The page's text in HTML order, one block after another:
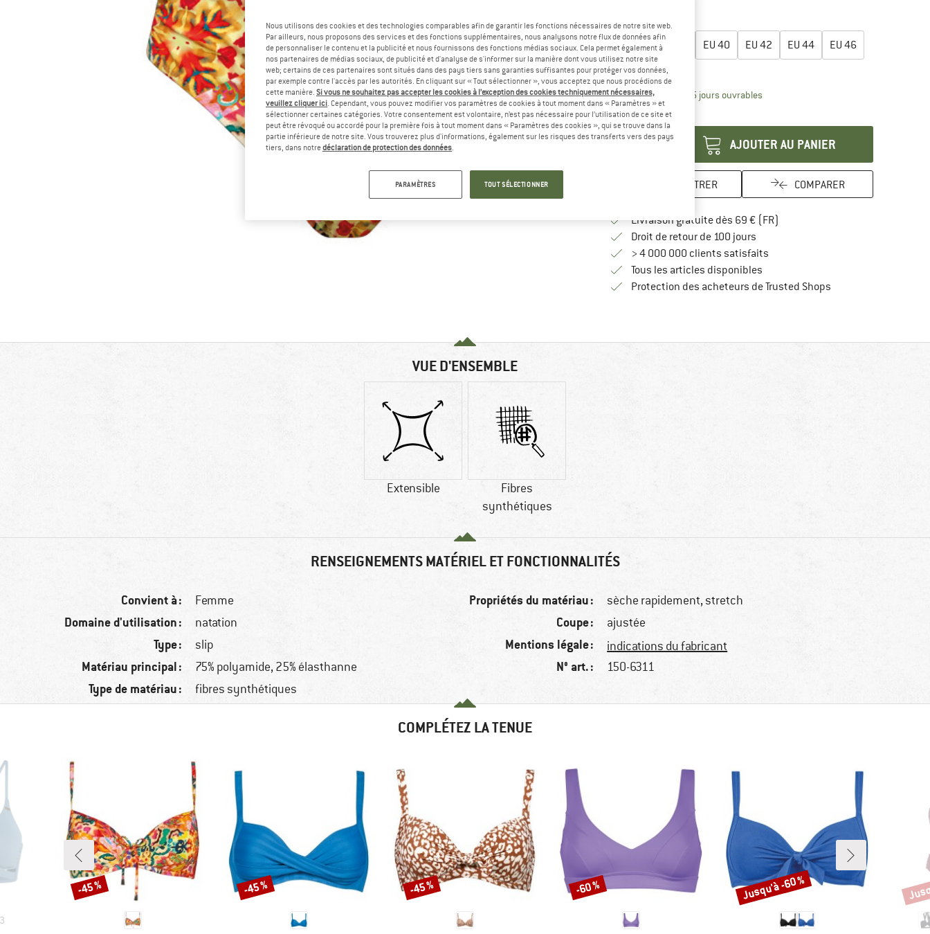
Sélectionner taille:
EU36 EU EU 40 EU 42 EU 44 EU 46
Guide des tailles
Délai de livraison: 3-5 jours ouvrablesLe lien s'ouvre dans une boîte
Quantité:
AJOUTER AU PANIER
ENREGISTRER COMPARER
Livraison gratuite dès 69 € (FR)
Droit de retour de 100 joursTrouve les informations de
> 4 000 000 clients satisfaits
Tous les articles disponibles
Protection des acheteurs de Trusted ShopsTrouve toutes les
VUE D'ENSEMBLE
Extensible
Fibres
synthétiques
RENSEIGNEMENTS MATÉRIEL ET FONCTIONNALITÉS
Convient à : Femme
Domaine d'utilisation : natation
Type : slip
Matériau principal : 75% polyamide, 25% élasthanne
Type de matériau : fibres synthétiques
Propriétés du matériau : sèche rapidement, stretch
Coupe : ajustée
Mentions légale : indications du fabricant
N° art. : 150-6311
COMPLÉTEZ LA TENUE
3
Remise
-45 % Remise
-45 % Remise
-45 % Remise
-60 % Remise
Jusqu'à -60 %
Nous utilisons des cookies et des technologies comparables afin de garantir les fonctions nécessaires de notre site web.
Par ailleurs, nous proposons des services et des fonctions supplémentaires, nous analysons notre flux de données afin
de personnaliser le contenu et la publicité et nous fournissons des fonctions médias sociaux. Cela permet également à
nos partenaires de médias sociaux, de publicité et d'analyse de s'informer sur la manière dont vous utilisez notre site
web; certains de ces partenaires sont situés dans des pays tiers sans garanties suffisantes pour protéger vos données,
par exemple contre l'accès par les autorités. En cliquant sur « Tout sélectionner », vous acceptez que nous procédions de
cette manière. Si vous ne souhaitez pas accepter les cookies à l’exception des cookies techniquement nécessaires,
veuillez cliquer ici . Cependant, vous pouvez modifier vos paramètres de cookies à tout moment dans « Paramètres » et
sélectionner certaines catégories. Votre consentement est volontaire, n’est pas nécessaire pour l’utilisation de ce site et
peut être révoqué ou accordé pour la première fois à tout moment dans « Paramètres des cookies », qui se trouve dans la
partie inférieure de notre site. Vous trouverez plus d'informations, également sur les risques des transferts vers des pays
tiers, dans notredéclaration de protection des données
PARAMÈTRES TOUT SÉLECTIONNER